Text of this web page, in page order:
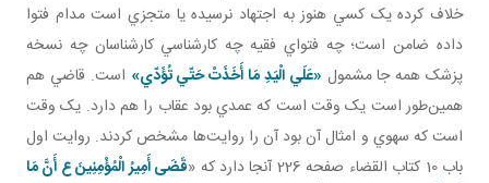
خلاف کرده يک کسي هنوز به اجتهاد نرسيده يا متجزي است مدام فتوا
داده ضامن است؛ چه فتواي فقيه چه کارشناسي کارشناسان چه نسخه
پزشک همه جا مشمول «عَلَي الْيَدِ مَا أَخَذَتْ حَتّي تُؤَدّي» است. قاضي هم
همين‌طور است يک وقت است که عمدي بود عقاب را هم دارد. يک وقت
است که سهوي و امثال آن بود آن را روايت‌ها مشخص کردند. روايت اول
باب 10 کتاب القضاء صفحه 226 آنجا دارد که «
قَضَى أَمِيرُ الْمُؤْمِنِينَ ع أَنَّ مَا